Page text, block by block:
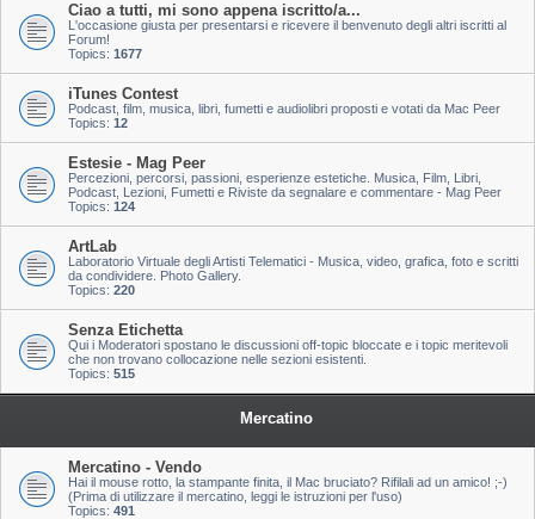
Ciao a tutti, mi sono appena iscritto/a...
L'occasione giusta per presentarsi e ricevere il benvenuto degli altri iscritti al
Forum!
Topics: 1677
iTunes Contest
Podcast, film, musica, libri, fumetti e audiolibri proposti e votati da Mac Peer
Topics: 12
Estesie - Mag Peer
Percezioni, percorsi, passioni, esperienze estetiche. Musica, Film, Libri,
Podcast, Lezioni, Fumetti e Riviste da segnalare e commentare - Mag Peer
Topics: 124
ArtLab
Laboratorio Virtuale degli Artisti Telematici - Musica, video, grafica, foto e scritti
da condividere. Photo Gallery.
Topics: 220
Senza Etichetta
Qui i Moderatori spostano le discussioni off-topic bloccate e i topic meritevoli
che non trovano collocazione nelle sezioni esistenti.
Topics: 515
Mercatino
Mercatino - Vendo
Hai il mouse rotto, la stampante finita, il Mac bruciato? Rifilali ad un amico! ;-)
(Prima di utilizzare il mercatino, leggi le istruzioni per l'uso)
Topics: 491